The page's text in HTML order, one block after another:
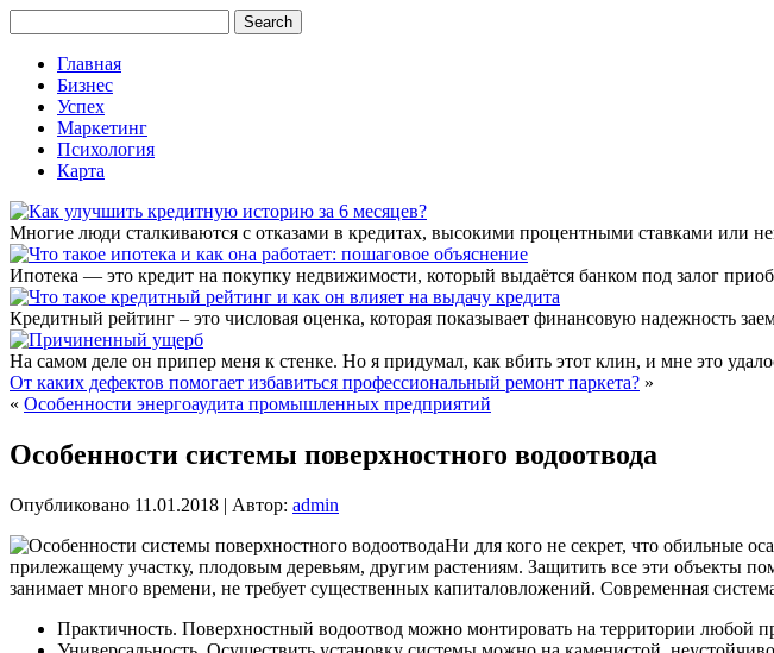
Главная
Бизнес
Успех
Маркетинг
Психология
Карта
Многие люди сталкиваются с отказами в кредитах, высокими процентными ставками или
Ипотека — это кредит на покупку недвижимости, который выдаётся банком под залог
Кредитный рейтинг – это числовая оценка, которая показывает финансовую надежность
На самом деле он припер меня к стенке. Но я придумал, как вбить этот клин, и мне это
От каких дефектов помогает избавиться профессиональный ремонт паркета? »
« Особенности энергоаудита промышленных предприятий
Особенности системы поверхностного водоотвода
Опубликовано 11.01.2018 | Автор: admin
Ни для кого не секрет, что обильные
прилежащему участку, плодовым деревьям, другим растениям. Защитить все эти объекты
занимает много времени, не требует существенных капиталовложений. Современная
Практичность. Поверхностный водоотвод можно монтировать на территории любой